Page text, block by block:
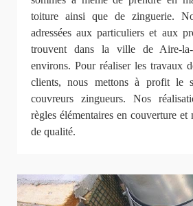
toiture ainsi que de zinguerie.
adressées aux particuliers et aux
trouvent dans la ville de Aire-
environs. Pour réaliser les travaux
clients, nous mettons à profit le
couvreurs zingueurs. Nos
règles élémentaires en couverture et
de qualité.